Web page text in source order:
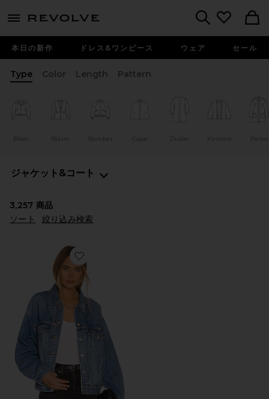
menu - shows more content
本日の新作 ドレス&ワンピース ウェア セール
Type Color Length Pattern
Biker Blazer Bomber Cape Duster Kimono Parka
ジャケット&コート
3,257 商品
ソート
絞り込み検索
Favorite 90S ジャケット